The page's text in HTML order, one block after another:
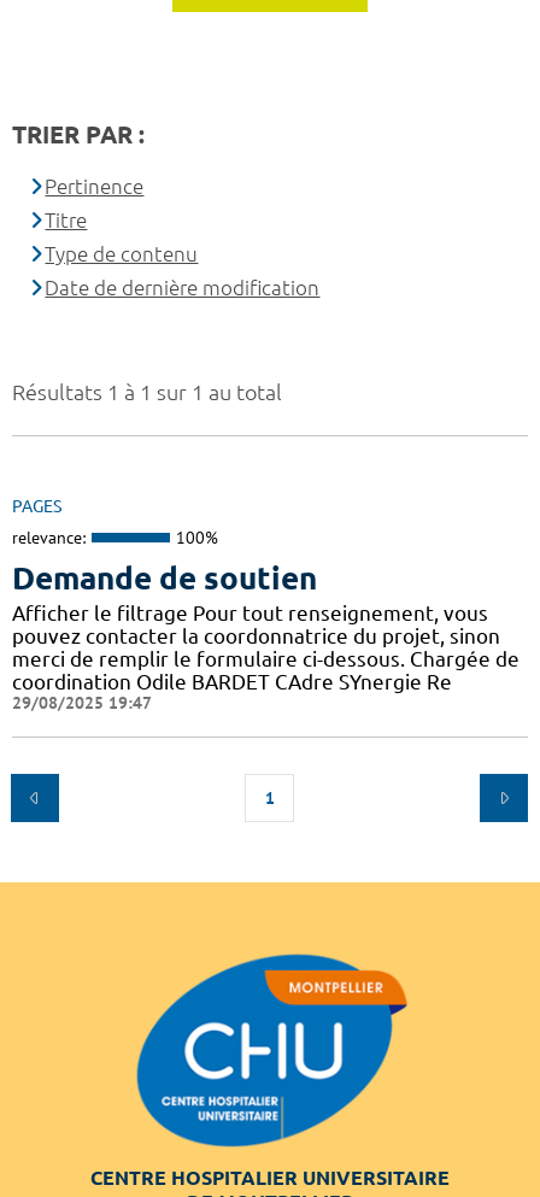
Résultats 1 à 1 sur 1 au total
PAGES
relevance: 100%
Demande de soutien
Afficher le filtrage Pour tout renseignement, vous
pouvez contacter la coordonnatrice du projet, sinon
merci de remplir le formulaire ci-dessous. Chargée de
coordination Odile BARDET CAdre SYnergie Re
29/08/2025 19:47
1
TRIER PAR :
Pertinence
Titre
Type de contenu
Date de dernière modification
CENTRE HOSPITALIER UNIVERSITAIRE